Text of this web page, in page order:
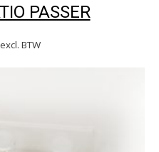
PASSER
excl. BTW